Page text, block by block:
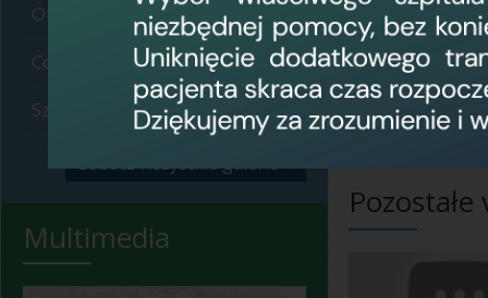
Onko Tour 7
Codzienność szpitala 139
Szpital z zewnątrz 17
zobacz wszystkie galerie ›
Multimedia
Pozostałe